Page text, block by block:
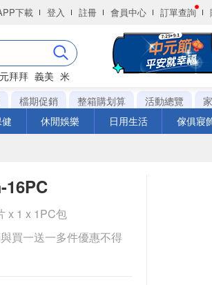
下載 登入 註冊 會員中心 訂單查詢
拜拜 義美 米
檔期促銷 整箱購划算 活動總覽
休閒娛樂 日用生活 傢俱寢
16PC
x 1 x 1PC包
買一送一多件優惠不得